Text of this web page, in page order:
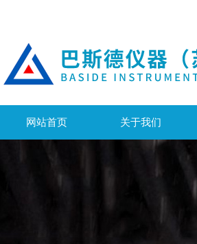
网站首页 关于我们